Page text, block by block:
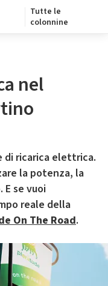
Tutte le
colonnine
nel
di ricarica elettrica.
la potenza, la
se vuoi
reale della
On The Road.